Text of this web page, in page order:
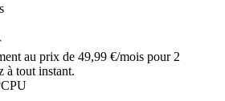
au prix de 49,99 €/mois pour 2
à tout instant.